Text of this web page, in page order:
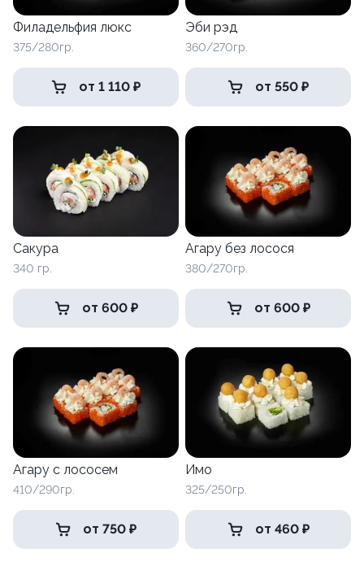
Филадельфия люкс
375/280гр.
от 1 110 ₽
Эби рэд
360/270гр.
от 550 ₽
Сакура
340 гр.
от 600 ₽
Агару без лосося
380/270гр.
от 600 ₽
Агару с лососем
410/290гр.
от 750 ₽
Имо
325/250гр.
от 460 ₽